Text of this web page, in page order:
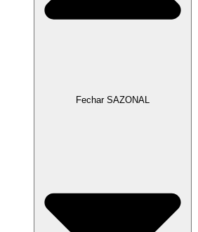
Fechar SAZONAL